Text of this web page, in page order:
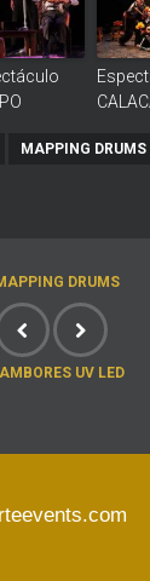
MAPPING DRUMS
DRUMS
UV LED